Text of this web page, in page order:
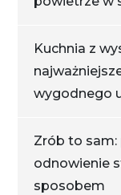
Kuchnia z
wygodnego
Zrób to
odnowienie
sposobem